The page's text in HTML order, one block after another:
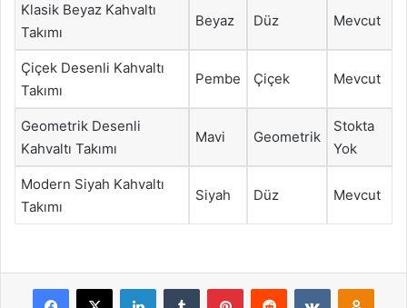
Klasik Beyaz Kahvaltı
Takımı
Beyaz Düz Mevcut
Çiçek Desenli Kahvaltı
Takımı
Pembe Çiçek Mevcut
Geometrik Desenli
Kahvaltı Takımı
Mavi Geometrik
Stokta
Yok
Modern Siyah Kahvaltı
Takımı
Siyah Düz Mevcut
Facebook
X LinkedInTumblr PinterestReddit VKontakte